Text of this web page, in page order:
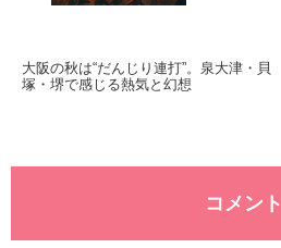
大阪の秋は“だんじり連打”。泉大津・貝
塚・堺で感じる熱気と幻想
コメント